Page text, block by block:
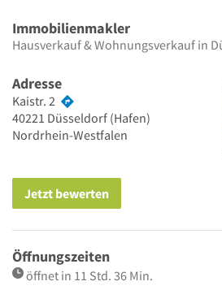
Immobilienmakler
Hausverkauf & Wohnungsverkauf in
Adresse
Kaistr. 2
40221 Düsseldorf (Hafen)
Nordrhein-Westfalen
Jetzt bewerten
Öffnungszeiten
öffnet in 11 Std. 36 Min.